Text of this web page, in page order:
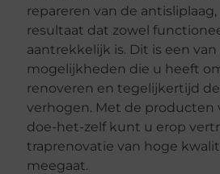
repareren van de
resultaat dat zowel
aantrekkelijk is. Dit is een van
mogelijkheden die u heeft
renoveren en tegelijkertijd
verhogen. Met de producten
doe-het-zelf kunt u erop
traprenovatie van hoge
meegaat.